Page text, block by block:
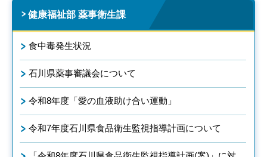
健康福祉部 薬事衛生課
食中毒発生状況
石川県薬事審議会について
令和8年度「愛の血液助け合い運動」
令和7年度石川県食品衛生監視指導計画について